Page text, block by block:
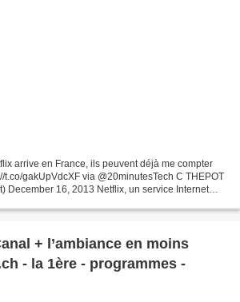
arrive en France, ils peuvent déjà me compter
t.co/gakUpVdcXF via @20minutesTech C THEPOT
December 16, 2013 Netflix, un service Internet
+ l’ambiance en moins
- la 1ère - programmes -